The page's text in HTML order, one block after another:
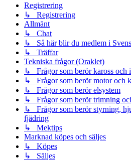
Registrering
↳ Registrering
Allmänt
↳ Chat
↳ Så här blir du medlem i
↳ Träffar
Tekniska frågor (Oraklet)
↳ Frågor som berör kaross och
↳ Frågor som berör motor och
↳ Frågor som berör elsystem
↳ Frågor som berör trimning
↳ Frågor som berör styrning,
fjädring
↳ Mektips
Marknad köpes och säljes
↳ Köpes
↳ Säljes